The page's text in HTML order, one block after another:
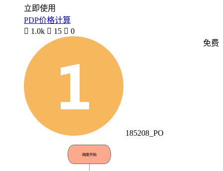
立即使用
PDP价格计算
 1.0k  15  0
185208_PO
免费